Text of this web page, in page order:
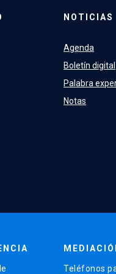
NOTICIAS
Agenda
Boletín digital
Palabra
Notas
Teléfonos